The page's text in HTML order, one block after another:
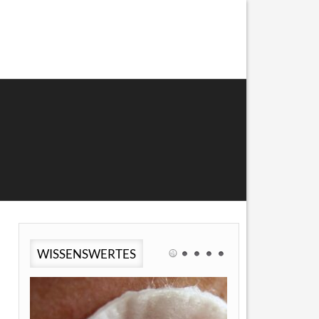
WISSENSWERTES